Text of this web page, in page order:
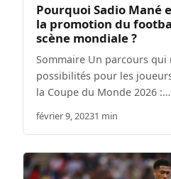
Pourquoi Sadio Mané
la promotion du
scène mondiale ?
Sommaire Un parcours qui
possibilités pour les
la Coupe du Monde 2026 :…
février 9, 20231 min